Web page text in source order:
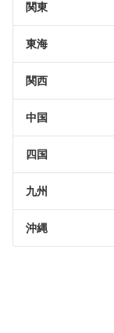
関東
東海
関西
中国
四国
九州
沖縄